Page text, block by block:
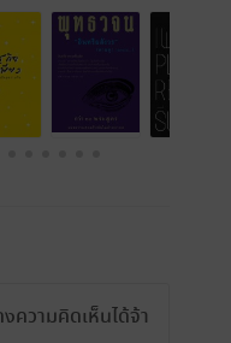
ความคิดเห็นได้จ้า